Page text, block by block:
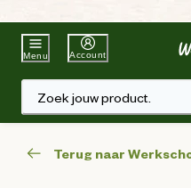
Beste
Menu Account
Zoek jouw product.
Terug naar